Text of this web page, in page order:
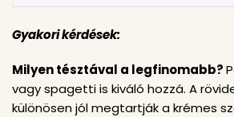
Gyakori kérdések:
Milyen tésztával a legfinomabb?
vagy spagetti is kiváló hozzá. A
különösen jól megtartják a krémes